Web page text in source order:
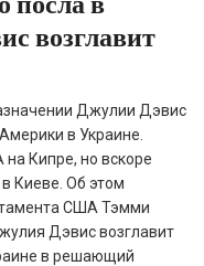
возглавит
Джулии Дэвис
в Украине.
Кипре, но вскоре
Киеве. Об этом
США Тэмми
Дэвис возглавит
в решающий